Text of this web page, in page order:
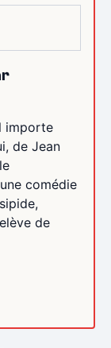
importe
de Jean
comédie
de